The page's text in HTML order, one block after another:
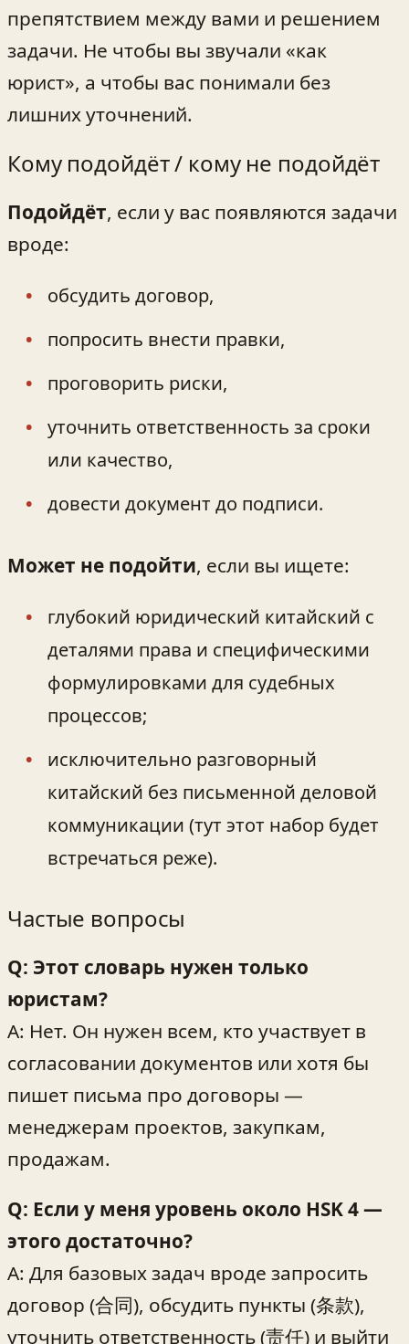
препятствием между вами и решением
задачи. Не чтобы вы звучали «как
юрист», а чтобы вас понимали без
лишних уточнений.
Кому подойдёт / кому не подойдёт
Подойдёт, если у вас появляются задачи
вроде:
обсудить договор,
попросить внести правки,
проговорить риски,
уточнить ответственность за сроки
или качество,
довести документ до подписи.
Может не подойти, если вы ищете:
глубокий юридический китайский с
деталями права и специфическими
формулировками для судебных
процессов;
исключительно разговорный
китайский без письменной деловой
коммуникации (тут этот набор будет
встречаться реже).
Частые вопросы
Q: Этот словарь нужен только
юристам?
A: Нет. Он нужен всем, кто участвует в
согласовании документов или хотя бы
пишет письма про договоры —
менеджерам проектов, закупкам,
продажам.
Q: Если у меня уровень около HSK 4 —
этого достаточно?
A: Для базовых задач вроде запросить
договор (合同), обсудить пункты (条款),
уточнить ответственность (责任) и выйти